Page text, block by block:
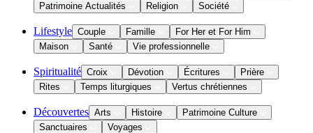
Patrimoine Actualités
Religion Société
Lifestyle Couple Famille
For Her et For Him
Maison
Santé Vie professionnelle
Spiritualité Croix Dévotion Écritures
Prière
Rites
Temps liturgiques Vertus chrétiennes
Découvertes Arts Histoire
Patrimoine Culture
Sanctuaires
Voyages